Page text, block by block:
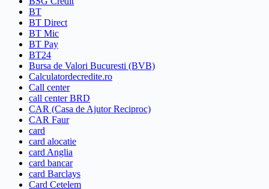
BT
BT Direct
BT Mic
BT Pay
BT24
Bursa de Valori Bucuresti (BVB)
Calculatordecredite.ro
Call center
call center BRD
CAR (Casa de Ajutor Reciproc)
CAR Faur
card
card alocatie
card Anglia
card bancar
card Barclays
Card Cetelem